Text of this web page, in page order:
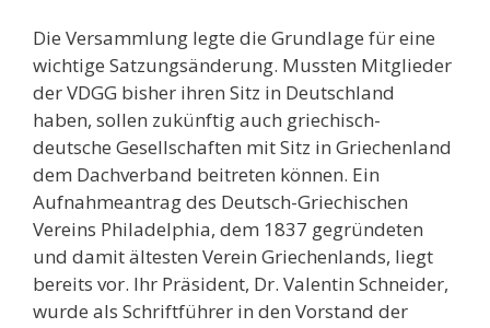
Die Versammlung legte die Grundlage für eine
wichtige Satzungsänderung. Mussten Mitglieder
der VDGG bisher ihren Sitz in Deutschland
haben, sollen zukünftig auch griechisch-
deutsche Gesellschaften mit Sitz in Griechenland
dem Dachverband beitreten können. Ein
Aufnahmeantrag des Deutsch-Griechischen
Vereins Philadelphia, dem 1837 gegründeten
und damit ältesten Verein Griechenlands, liegt
bereits vor. Ihr Präsident, Dr. Valentin Schneider,
wurde als Schriftführer in den Vorstand der